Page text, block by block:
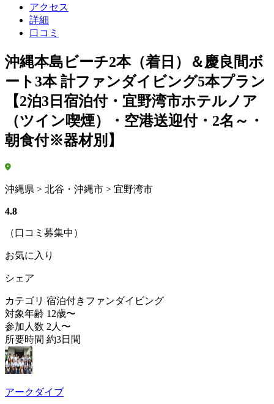
アクセス
詳細
口コミ
沖縄本島ビーチ2本（着日）＆慶良間ボ
ート3本 計ファンダイビング5本プラン
【2泊3日宿泊付・宜野湾市ホテルノア
（ツイン喫煙）・空港送迎付・2名～・
朝食付※器材別】
沖縄県 > 北谷・沖縄市 > 宜野湾市
4.8
（口コミ募集中）
お気に入り
シェア
カテゴリ 宿泊付きファンダイビング
対象年齢 12歳〜
参加人数 2人〜
所要時間 約3日間
アークダイブ